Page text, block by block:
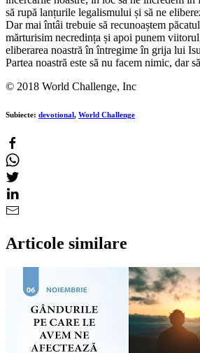
să rupă lanțurile legalismului și să ne
Dar mai întâi trebuie să recunoaștem
mărturisim necredința și apoi punem
eliberarea noastră în întregime în grija lui
Partea noastră este să nu facem nimic, dar
© 2018 World Challenge, Inc
Subiecte: devotional, World Challenge
Articole similare